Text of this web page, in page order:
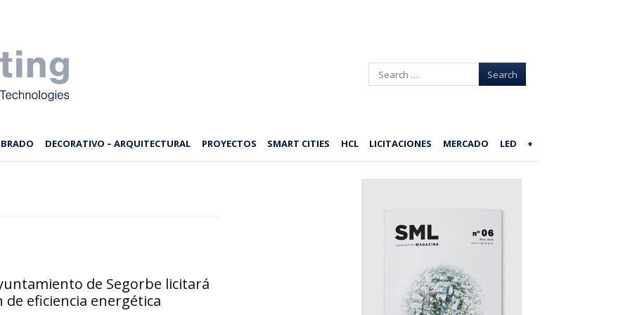
Search
DECORATIVO – ARQUITECTURAL PROYECTOS SMART CITIES HCL LICITACIONES MERCADO LED +
de Segorbe licitará
de eficiencia energética